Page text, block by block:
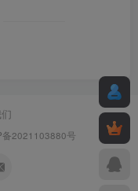
备2021103880号